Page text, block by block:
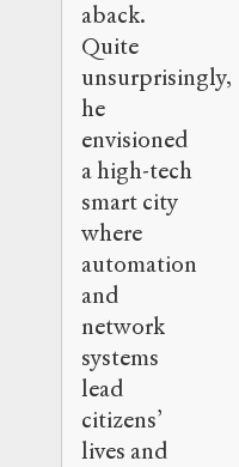
aback.
Quite
unsurprisingly,
he
envisioned
a high-tech
smart city
where
automation
and
network
systems
lead
citizens’
lives and